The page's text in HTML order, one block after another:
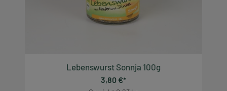
Lebenswurst Sonnja 100g
3,80 €*